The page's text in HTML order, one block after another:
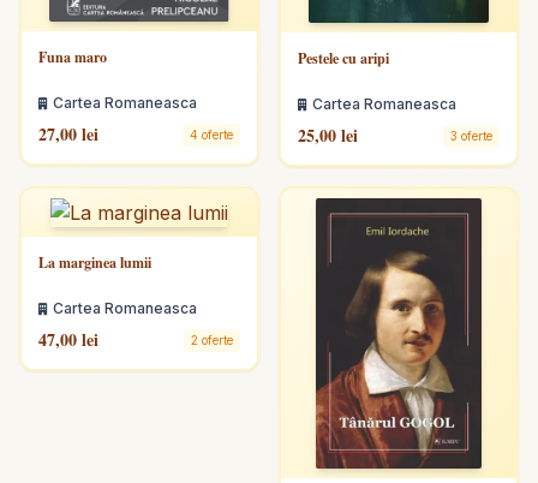
Funa maro
Cartea Romaneasca
27,00 lei 4 oferte
Pestele cu aripi
Cartea Romaneasca
25,00 lei 3 oferte
La marginea lumii
Cartea Romaneasca
47,00 lei 2 oferte